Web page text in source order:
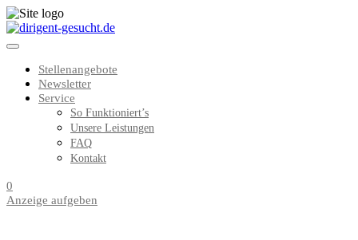
Stellenangebote
Newsletter
Service
So Funktioniert’s
Unsere Leistungen
FAQ
Kontakt
0
Anzeige aufgeben